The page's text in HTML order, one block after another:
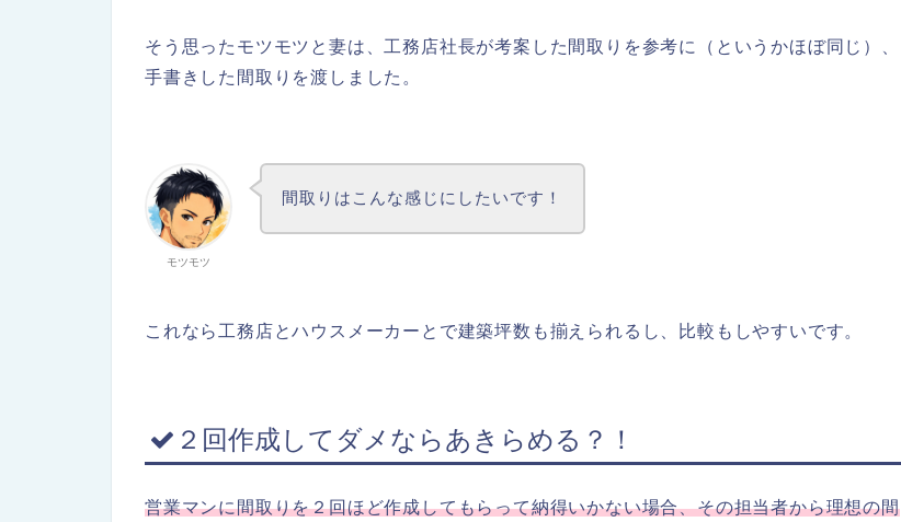
そう思ったモツモツと妻は、工務店社長が考案した間取りを参考に（というかほぼ同じ）、
手書きした間取りを渡しました。
モツモツ
間取りはこんな感じにしたいです！
これなら工務店とハウスメーカーとで建築坪数も揃えられるし、比較もしやすいです。
２回作成してダメならあきらめる？！
営業マンに間取りを２回ほど作成してもらって納得いかない場合、その担当者から理想の間